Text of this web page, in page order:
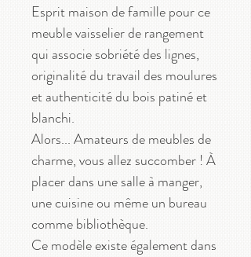
Esprit maison de famille pour ce
meuble vaisselier de rangement
qui associe sobriété des lignes,
originalité du travail des moulures
et authenticité du bois patiné et
blanchi.
Alors... Amateurs de meubles de
charme, vous allez succomber ! À
placer dans une salle à manger,
une cuisine ou même un bureau
comme bibliothèque.
Ce modèle existe également dans